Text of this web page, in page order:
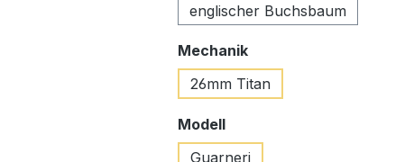
englischer Buchsbaum
Mechanikauswählen
26mm Titan
Modellauswählen
Guarneri